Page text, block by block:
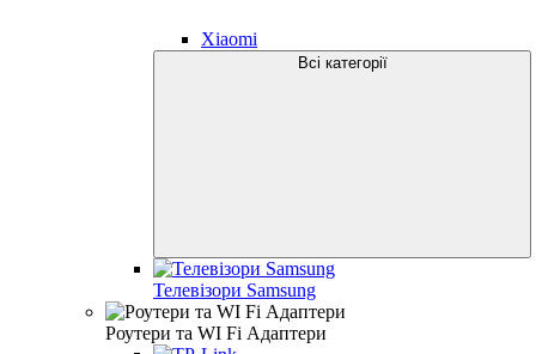
Xiaomi
Всі категорії
Телевізори Samsung
Роутери та WI Fi Адаптери